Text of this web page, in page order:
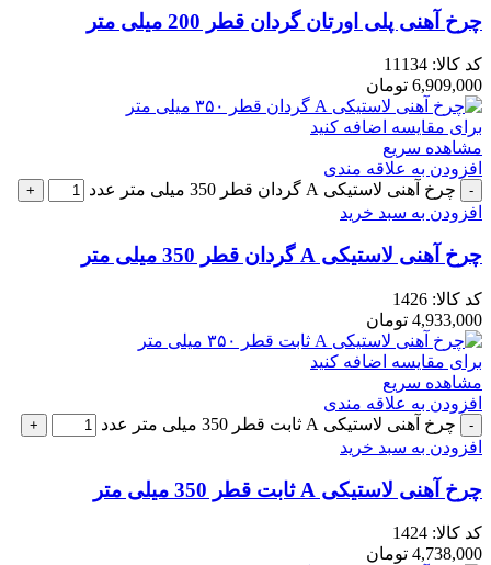
چرخ آهنی پلی اورتان گردان قطر 200 میلی متر
کد کالا: 11134
6,909,000 تومان
برای مقایسه اضافه کنید
مشاهده سریع
افزودن به علاقه مندی
چرخ آهنی لاستیکی A گردان قطر 350 میلی متر عدد
افزودن به سبد خرید
چرخ آهنی لاستیکی A گردان قطر 350 میلی متر
کد کالا: 1426
4,933,000 تومان
برای مقایسه اضافه کنید
مشاهده سریع
افزودن به علاقه مندی
چرخ آهنی لاستیکی A ثابت قطر 350 میلی متر عدد
افزودن به سبد خرید
چرخ آهنی لاستیکی A ثابت قطر 350 میلی متر
کد کالا: 1424
4,738,000 تومان